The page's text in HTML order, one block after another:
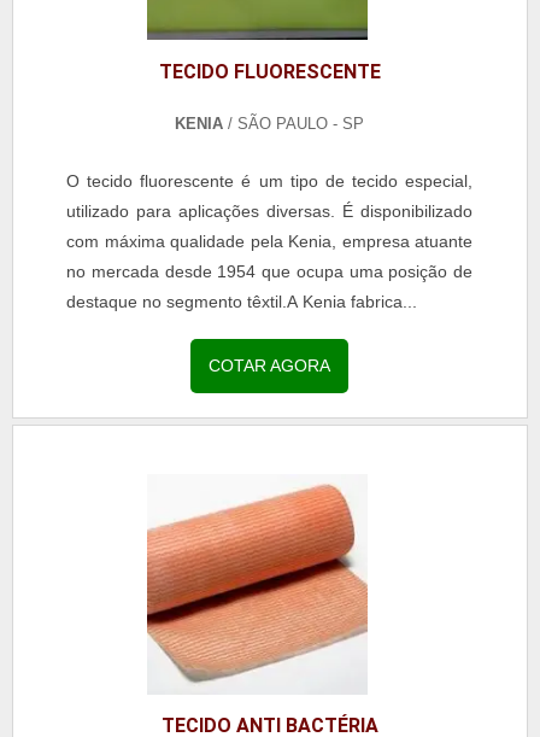
TECIDO FLUORESCENTE
KENIA/ SÃO PAULO - SP
O tecido fluorescente é um tipo de tecido especial,
utilizado para aplicações diversas. É disponibilizado
com máxima qualidade pela Kenia, empresa atuante
no mercada desde 1954 que ocupa uma posição de
destaque no segmento têxtil.A Kenia fabrica...
COTAR AGORA
TECIDO ANTI BACTÉRIA